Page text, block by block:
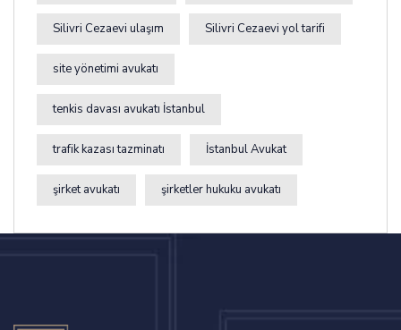
Silivri Cezaevi ulaşım Silivri Cezaevi yol tarifi
site yönetimi avukatı
tenkis davası avukatı İstanbul
trafik kazası tazminatı İstanbul Avukat
şirket avukatı şirketler hukuku avukatı